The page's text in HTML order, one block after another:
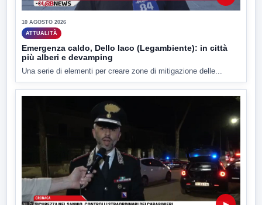
10 AGOSTO 2026
ATTUALITÀ
Emergenza caldo, Dello Iaco (Legambiente): in città
più alberi e devamping
Una serie di elementi per creare zone di mitigazione delle...